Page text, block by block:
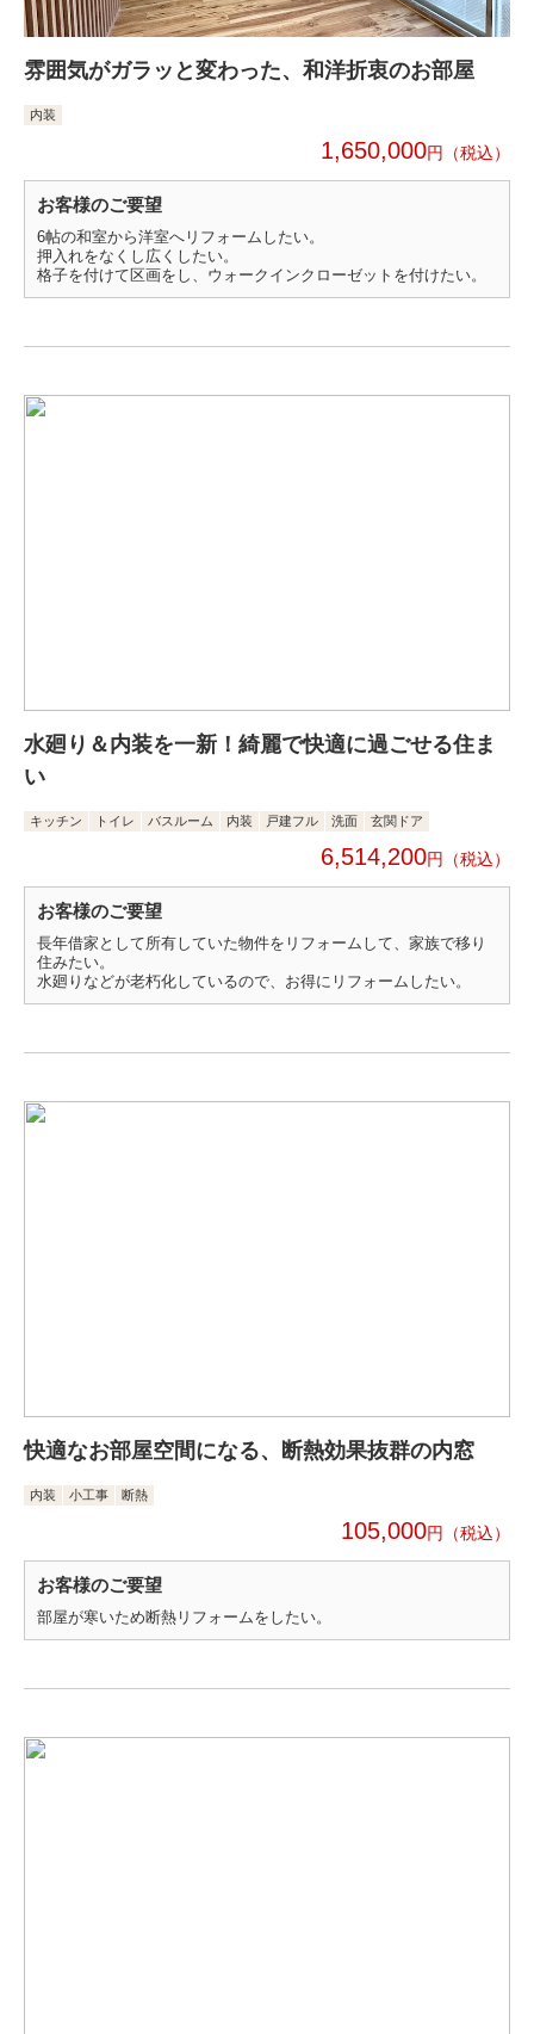
雰囲気がガラッと変わった、和洋折衷のお部屋
内装
1,650,000円
お客様のご要望
6帖の和室から洋室へリフォームしたい。
押入れをなくし広くしたい。
格子を付けて区画をし、ウォークインクローゼットを付けたい。
水廻り＆内装を一新！綺麗で快適に過ごせる住ま
い
キッチン トイレ バスルーム 内装 戸建フル 洗面 玄関ドア
6,514,200円
お客様のご要望
長年借家として所有していた物件をリフォームして、家族で移り
住みたい。
水廻りなどが老朽化しているので、お得にリフォームしたい。
快適なお部屋空間になる、断熱効果抜群の内窓
内装 小工事 断熱
105,000円
お客様のご要望
部屋が寒いため断熱リフォームをしたい。